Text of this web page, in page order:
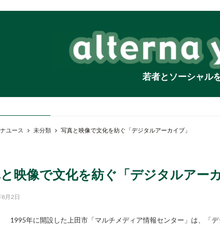
若者とソーシャル
ユース 未分類 写真と映像で文化を紡ぐ「デジタルアーカイブ」
映像で文化を紡ぐ「デジタルアー
月2日
1995年に開設した上田市「マルチメディア情報センター」は、「